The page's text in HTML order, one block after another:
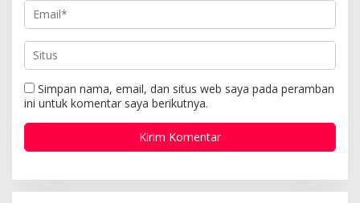
Simpan nama, email, dan situs web saya pada peramban
ini untuk komentar saya berikutnya.